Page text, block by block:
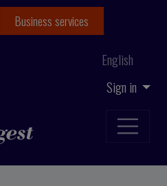
Sign in
English
Business services